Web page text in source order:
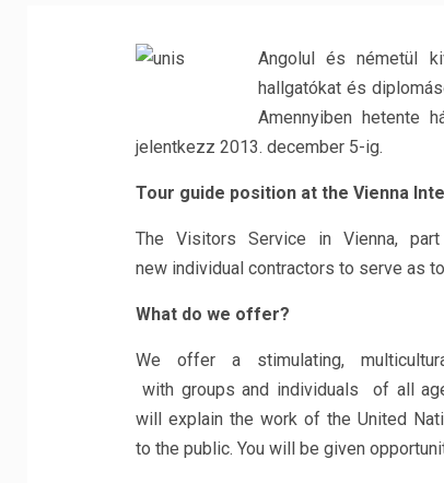
Angolul és németül
hallgatókat és
Amennyiben hetente
jelentkezz 2013. december 5-ig.
Tour guide position at the Vienna
The Visitors Service in Vienna,
new individual contractors to serve as
What do we offer?
We offer a stimulating,
with groups and individuals of all
will explain the work of the United
to the public. You will be given